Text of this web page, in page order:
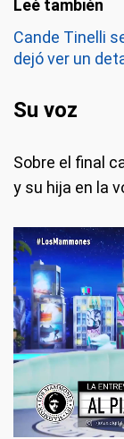
Cande Tinelli
dejó ver un
Su voz
Sobre el final
y su hija en la